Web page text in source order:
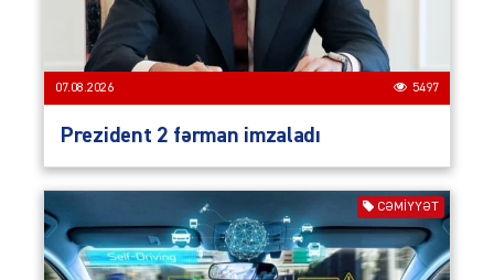
07.08.2026 5497
Prezident 2 fərman imzaladı
CƏMIYYƏT